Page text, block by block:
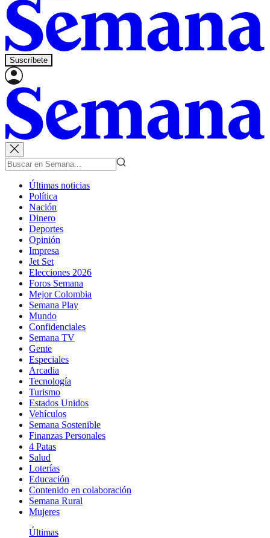
Suscríbete
Últimas noticias
Política
Nación
Dinero
Deportes
Opinión
Impresa
Jet Set
Elecciones 2026
Foros Semana
Mejor Colombia
Semana Play
Mundo
Confidenciales
Semana TV
Gente
Especiales
Arcadia
Tecnología
Turismo
Estados Unidos
Vehículos
Semana Sostenible
Finanzas Personales
4 Patas
Salud
Loterías
Educación
Contenido en colaboración
Semana Rural
Mujeres
Últimas